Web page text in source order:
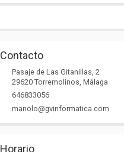
Contacto
Pasaje de Las Gitanillas, 2
29620 Torremolinos, Málaga
646833056
manolo@gvinformatica.com
Horario